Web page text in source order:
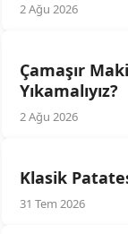
2 Ağu 2026
Çamaşır
Yıkamalıyız?
2 Ağu 2026
Klasik
31 Tem 2026